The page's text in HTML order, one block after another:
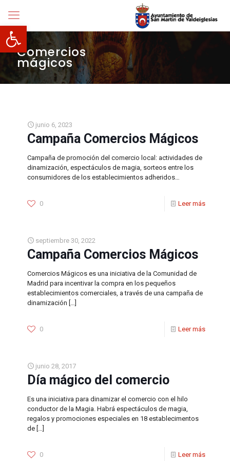
Abrir barra de herramientas
Comercios
mágicos
junio 6, 2023
Campaña Comercios Mágicos
Campaña de promoción del comercio local: actividades de
dinamización, espectáculos de magia, sorteos entre los
consumidores de los establecimientos adheridos…
0 Leer más
septiembre 30, 2022
Campaña Comercios Mágicos
Comercios Mágicos es una iniciativa de la Comunidad de
Madrid para incentivar la compra en los pequeños
establecimientos comerciales, a través de una campaña de
dinamización […]
0 Leer más
junio 28, 2017
Día mágico del comercio
Es una iniciativa para dinamizar el comercio con el hilo
conductor de la Magia. Habrá espectáculos de magia,
regalos y promociones especiales en 18 establecimentos
de […]
0 Leer más